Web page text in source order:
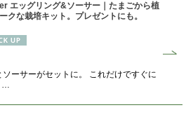
エッグリング&ソーサー｜たまごから植
クな栽培キット。プレゼントにも。
ーサーがセットに。 これだけですぐに
…